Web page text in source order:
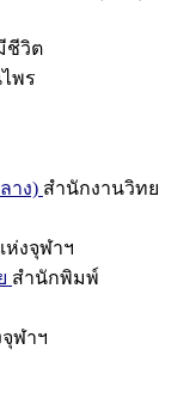
วิต
พร
าง) สำนักงานวิทย
งจุฬาฯ
สำนักพิมพ์
ฬาฯ